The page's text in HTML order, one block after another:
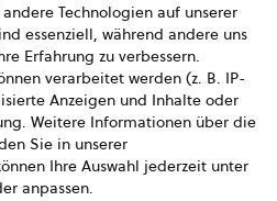
AGB
GmbH
Bildung
Technologien auf unserer
essenziell, während andere uns
Erfahrung zu verbessern.
verarbeitet werden (z. B. IP-
Anzeigen und Inhalte oder
Weitere Informationen über die
Sie in unserer
Ihre Auswahl jederzeit unter
anpassen.